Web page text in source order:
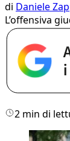
di Daniele
L’offensiva
2 min di